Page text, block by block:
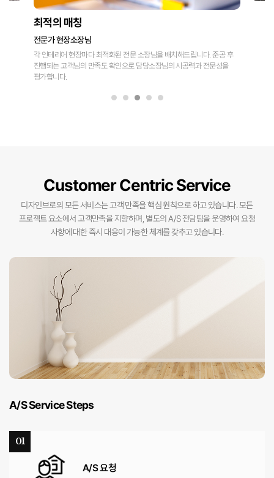
든든한 공사진행
오랜 경력의 현장시공팀
오랜 경력의 최강 목공팀을 비롯하여, 설비팀, 타일팀, 도장팀, 필름팀 등
실력있는 집단의 시공으로 숙련된 전문가의 손길을 느낄 수 있습니다.
Customer Centric Service
디자인브로의 모든 서비스는 고객 만족을 핵심 원칙으로 하고 있습니다.
프로젝트 요소에서 고객만족을 지향하며, 별도의 A/S 전담팀을 운영하여 요청
사항에 대한 즉시 대응이 가능한 체계를 갖추고 있습니다.
01
고객사 담당자를 통해